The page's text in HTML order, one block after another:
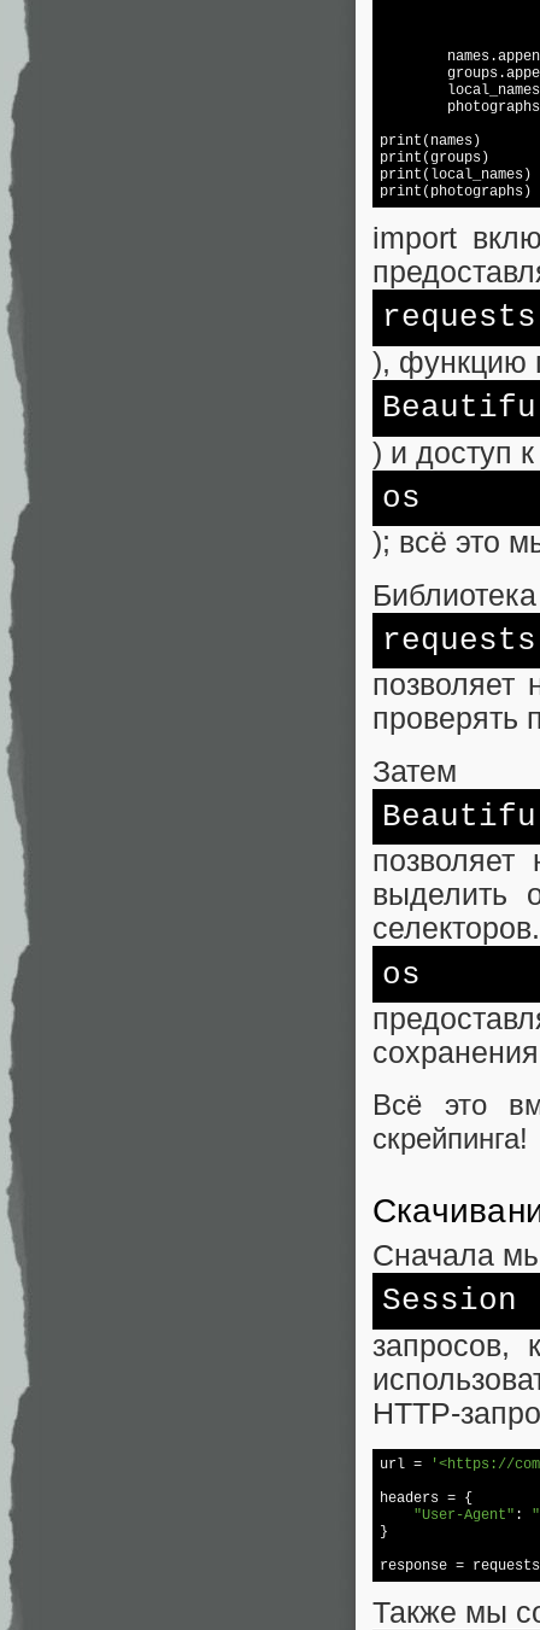
print(names)
print(groups)
print(local_names)
print(photographs)
import
requests
), функцию
) и доступ
os
); всё это
Библиотека
requests
позволяет
проверять
Затем
выделить
os
Всё это
скрейпинга!
Сначала
Session
запросов,
HTTP-
url =
'<https://
headers = {
"User-Agent" :
}
response =
Также мы